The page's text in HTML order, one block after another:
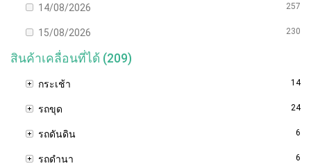
14/08/2026 257
15/08/2026 230
สินค้าเคลื่อนที่ได้ (209)
กระเช้า 14
รถขุด 24
รถดันดิน 6
รถดำนา 6